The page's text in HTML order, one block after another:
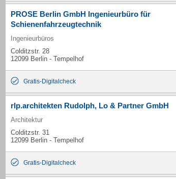
PROSE Berlin GmbH Ingenieurbüro für
Schienenfahrzeugtechnik
Ingenieurbüros
Colditzstr. 28
12099 Berlin - Tempelhof
Gratis-Digitalcheck
rlp.architekten Rudolph, Lo & Partner GmbH
Architektur
Colditzstr. 31
12099 Berlin - Tempelhof
Gratis-Digitalcheck